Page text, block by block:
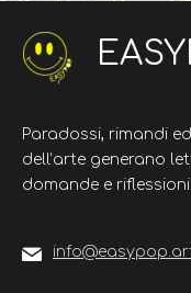
EASY
Paradossi, rimandi
dell’arte generano
domande e riflessioni.